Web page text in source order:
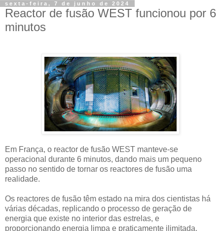
sexta-feira, 7 de junho de 2024
Reactor de fusão WEST funcionou por 6
minutos
Em França, o reactor de fusão WEST manteve-se
operacional durante 6 minutos, dando mais um pequeno
passo no sentido de tornar os reactores de fusão uma
realidade.
Os reactores de fusão têm estado na mira dos cientistas há
várias décadas, replicando o processo de geração de
energia que existe no interior das estrelas, e
proporcionando energia limpa e praticamente ilimitada.